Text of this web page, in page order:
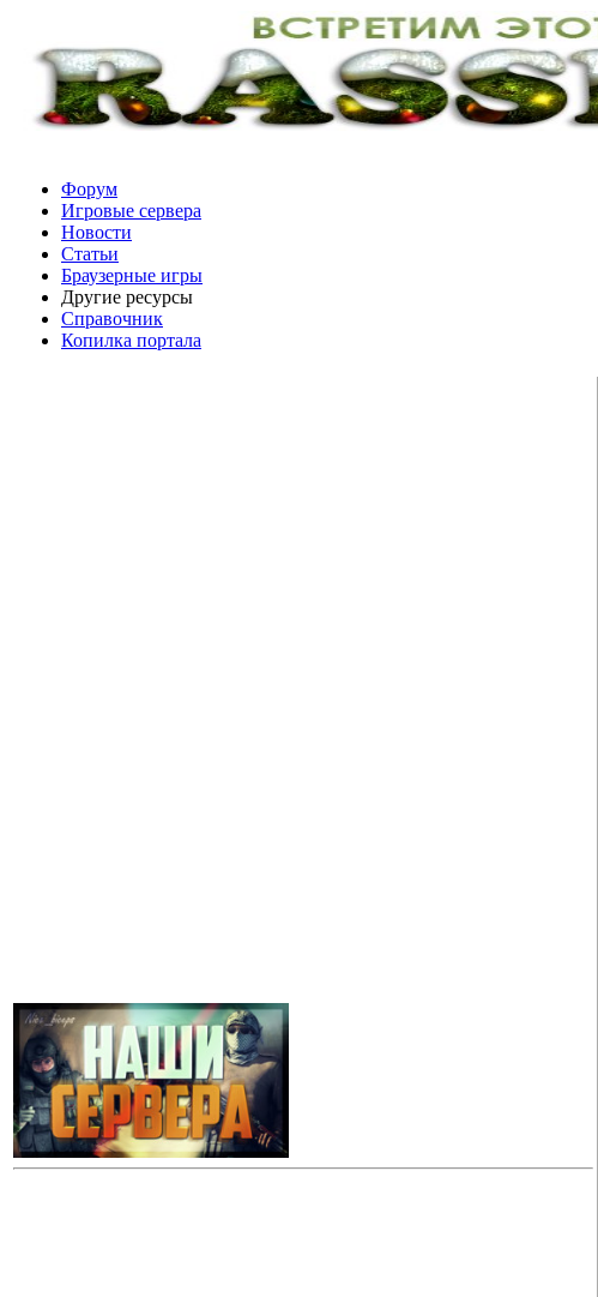
Форум
Игровые сервера
Новости
Статьи
Браузерные игры
Другие ресурсы
Справочник
Копилка портала